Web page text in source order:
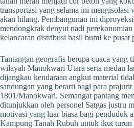
transportasi yang selama ini mengisolasi
akan hilang. Pembangunan ini
mendongkrak denyut nadi
kelancaran distribusi hasil bumi ke pusat
​Tantangan geografis berupa cuaca yang
wilayah Manokwari Utara serta medan
dijangkau kendaraan angkut material
sandungan yang berarti bagi para
1801/Manokwari. Semangat pantang
ditunjukkan oleh personel Satgas justru
motivasi yang luar biasa bagi penduduk
Kampung Tanah Rubuh untuk ikut turun